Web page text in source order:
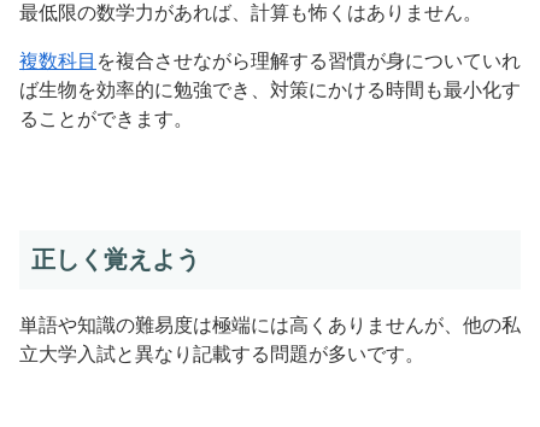
最低限の数学力があれば、計算も怖くはありません。
複数科目 を複合させながら理解する習慣が身についていれ
ば生物を効率的に勉強でき、対策にかける時間も最小化す
ることができます。
正しく覚えよう
単語や知識の難易度は極端には高くありませんが、他の私
立大学入試と異なり記載する問題が多いです。